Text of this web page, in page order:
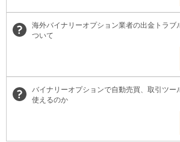
海外バイナリーオプション業者の出金トラブ
ついて
バイナリーオプションで自動売買、取引ツー
使えるのか